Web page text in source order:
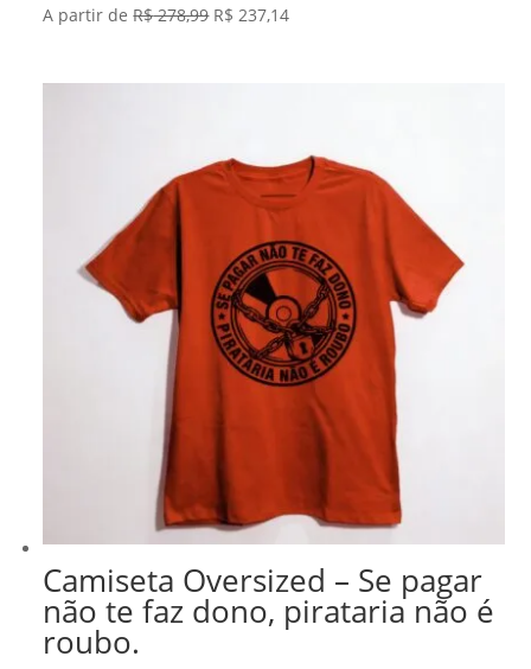
A partir deR$278,99 O
R$ 237,14O
Camiseta Oversized – Se pagar
não te faz dono, pirataria não é
roubo.